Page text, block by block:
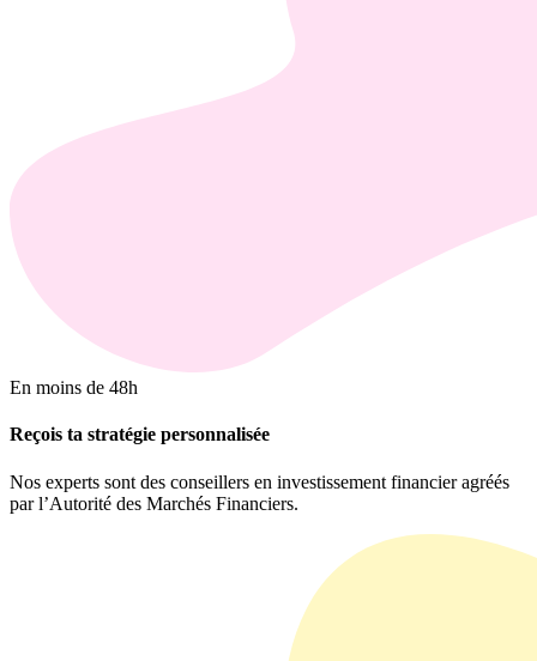
En moins de 48h
Reçois ta stratégie personnalisée
Nos experts sont des conseillers en investissement financier agréés
par l’Autorité des Marchés Financiers.